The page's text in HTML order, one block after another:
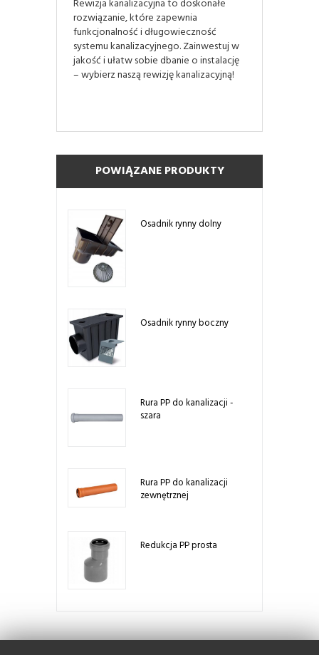
Rewizja kanalizacyjna to doskonałe
rozwiązanie, które zapewnia
funkcjonalność i długowieczność
systemu kanalizacyjnego. Zainwestuj w
jakość i ułatw sobie dbanie o instalację
– wybierz naszą rewizję kanalizacyjną!
POWIĄZANE PRODUKTY
Osadnik rynny dolny
Osadnik rynny boczny
Rura PP do kanalizacji -
szara
Rura PP do kanalizacji
zewnętrznej
Redukcja PP prosta